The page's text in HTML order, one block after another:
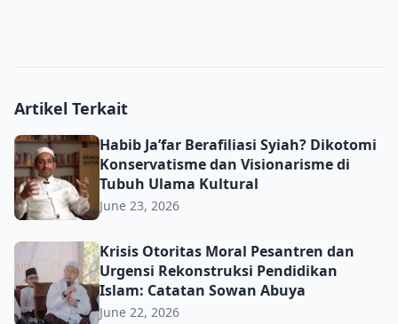
Artikel Terkait
Habib Ja’far Berafiliasi Syiah? Dikotomi Konservatisme
Habib Ja’far Berafiliasi Syiah? Dikotomi
Konservatisme dan Visionarisme di
Tubuh Ulama Kultural
June 23, 2026
Krisis Otoritas Moral Pesantren dan Urgensi
Krisis Otoritas Moral Pesantren dan
Urgensi Rekonstruksi Pendidikan
Islam: Catatan Sowan Abuya
June 22, 2026